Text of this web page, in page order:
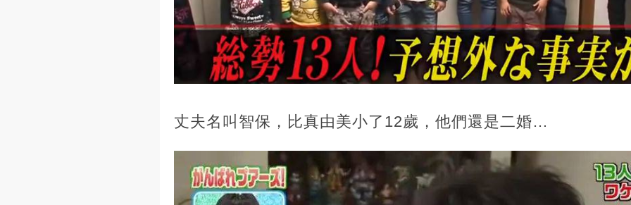
丈夫名叫智保，比真由美小了12歲，他們還是二婚…